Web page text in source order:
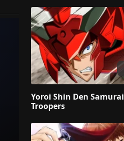
Yoroi Shin Den Samurai
Troopers